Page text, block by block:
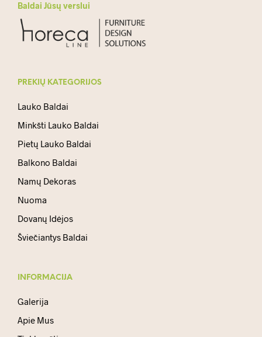
Baldai Jūsų verslui
PREKIŲ KATEGORIJOS
Lauko Baldai
Minkšti Lauko Baldai
Pietų Lauko Baldai
Balkono Baldai
Namų Dekoras
Nuoma
Dovanų Idėjos
Šviečiantys Baldai
INFORMACIJA
Galerija
Apie Mus